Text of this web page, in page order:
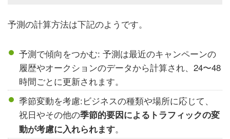
予測の計算方法は下記のようです。
予測で傾向をつかむ: 予測は最近のキャンペーンの
履歴やオークションのデータから計算され、24〜48
時間ごとに更新されます。
季節変動を考慮:ビジネスの種類や場所に応じて、
祝日やその他の季節的要因によるトラフィックの変
動が考慮に入れられます。